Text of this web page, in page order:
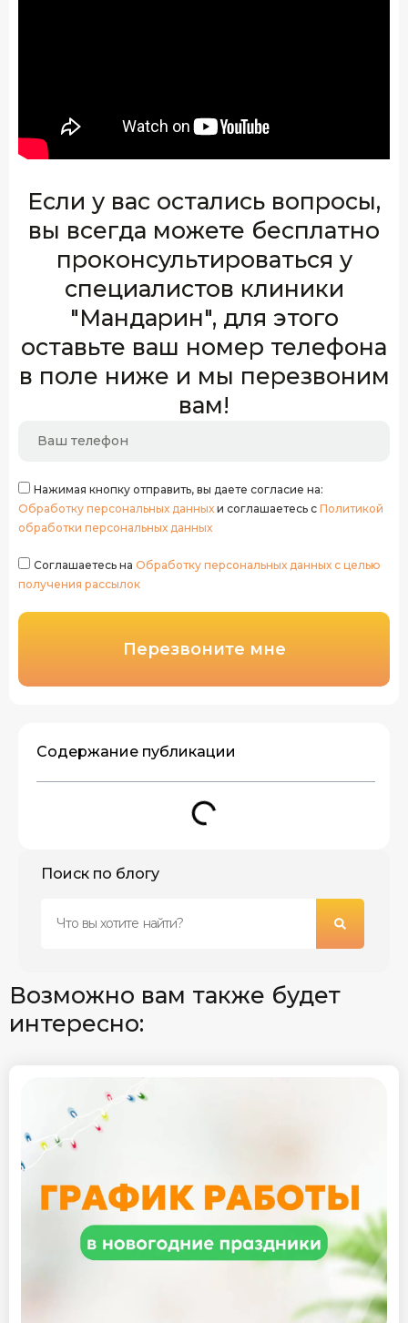
Если у вас остались вопросы,
вы всегда можете бесплатно
проконсультироваться у
специалистов клиники
"Мандарин", для этого
оставьте ваш номер телефона
в поле ниже и мы перезвоним
вам!
Нажимая кнопку отправить, вы даете согласие на:
Обработку персональных данных и соглашаетесь с Политикой
обработки персональных данных
Соглашаетесь на Обработку персональных данных с целью
получения рассылок
Перезвоните мне
Содержание публикации
Поиск по блогу
Возможно вам также будет
интересно: